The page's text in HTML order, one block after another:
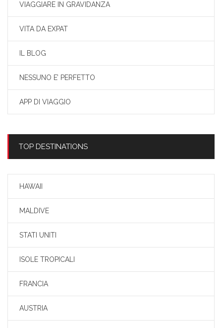
VIAGGIARE IN GRAVIDANZA
VITA DA EXPAT
IL BLOG
NESSUNO E’ PERFETTO
APP DI VIAGGIO
TOP DESTINATIONS
HAWAII
MALDIVE
STATI UNITI
ISOLE TROPICALI
FRANCIA
AUSTRIA